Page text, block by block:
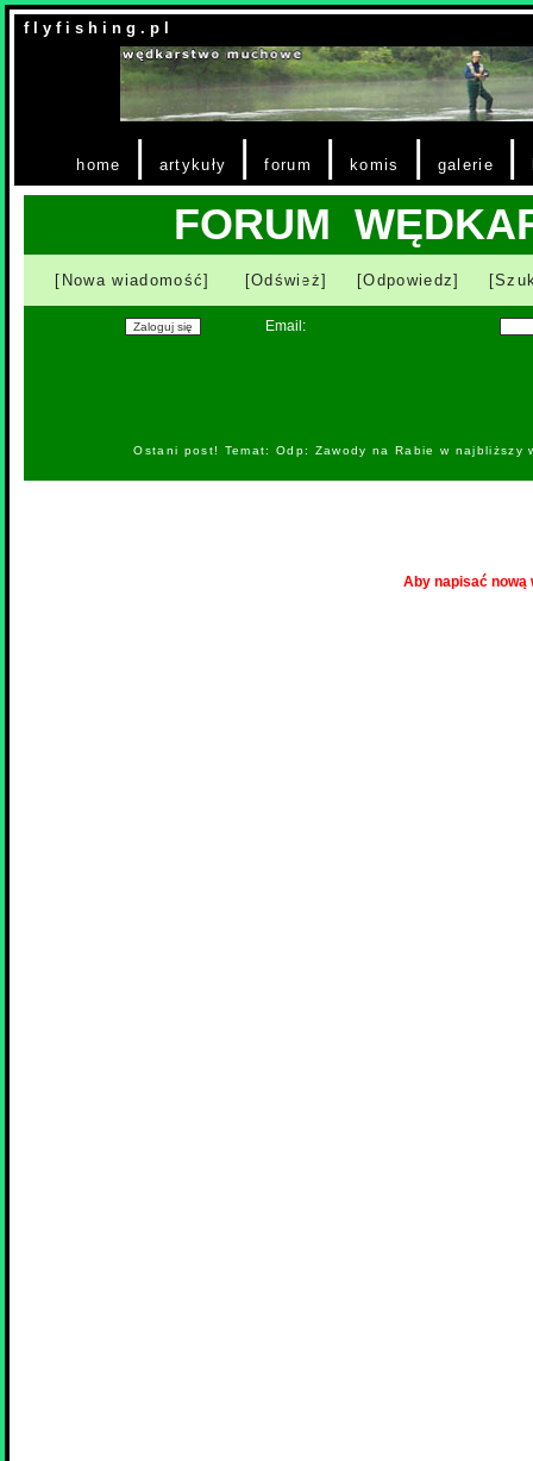
f l y f i s h i n g . p l
home | artykuły |forum | komis | galerie |
FORUM
[Nowa wiadomość] [Odśwież] [Odpowiedz]
Email:
Ostani post! Temat: Odp: Zawody na Rabie w
Aby napisać nową